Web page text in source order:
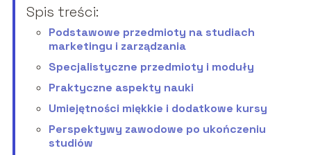
Spis treści:
Podstawowe przedmioty na studiach
marketingu i zarządzania
Specjalistyczne przedmioty i moduły
Praktyczne aspekty nauki
Umiejętności miękkie i dodatkowe kursy
Perspektywy zawodowe po ukończeniu
studiów